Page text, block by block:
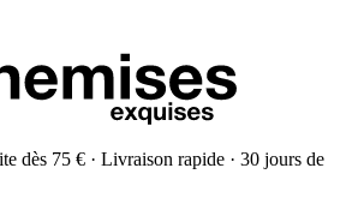
dès 75 € · Livraison rapide · 30 jours de